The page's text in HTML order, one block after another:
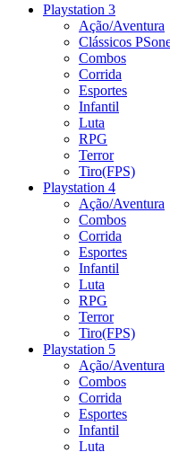
Playstation 3
Ação/Aventura
Clássicos
Combos
Corrida
Esportes
Infantil
Luta
RPG
Terror
Tiro(FPS)
Playstation 4
Ação/Aventura
Combos
Corrida
Esportes
Infantil
Luta
RPG
Terror
Tiro(FPS)
Playstation 5
Ação/Aventura
Combos
Corrida
Esportes
Infantil
Luta